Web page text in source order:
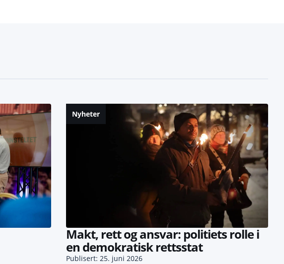
Nyheter
Makt, rett og ansvar: politiets rolle i
en demokratisk rettsstat
Publisert: 25. juni 2026